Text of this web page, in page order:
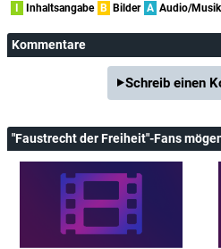
I Inhaltsangabe B Bilder A Audio/Musik
Kommentare
Schreib einen
"Faustrecht der Freiheit"-Fans